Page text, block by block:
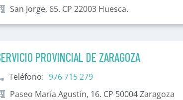
San Jorge, 65. CP 22003 Huesca.
PROVINCIAL DE ZARAGOZA
Teléfono: 976 715 279
Paseo María Agustín, 16. CP 50004 Zaragoza